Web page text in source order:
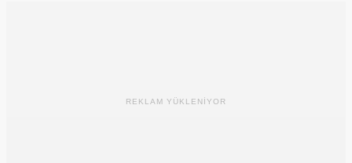
REKLAM YÜKLENİYOR